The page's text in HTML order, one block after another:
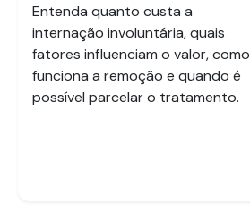
Entenda quanto custa a
internação involuntária, quais
fatores influenciam o valor, como
funciona a remoção e quando é
possível parcelar o tratamento.